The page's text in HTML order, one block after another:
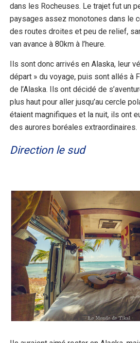
dans les Rocheuses. Le trajet fut un
paysages assez monotones dans le
des routes droites et peu de relief,
van avance à 80km à l’heure.
Ils sont donc arrivés en Alaska, leur
départ » du voyage, puis sont allés à
de l’Alaska. Ils ont décidé de
plus haut pour aller jusqu’au cercle
étaient magnifiques et la nuit, ils ont
des aurores boréales extraordinaires.
Direction le sud